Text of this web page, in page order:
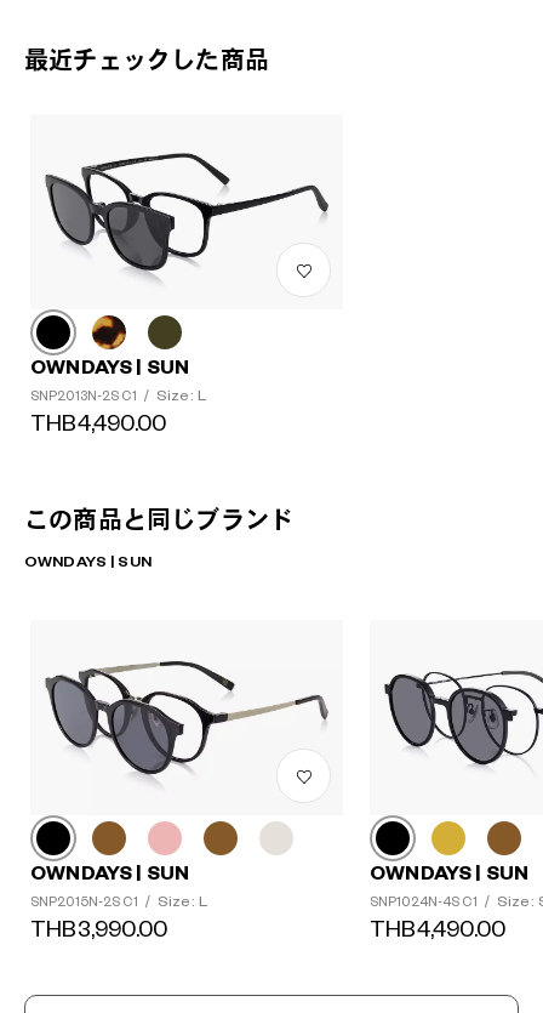
最近チェックした商品
OWNDAYS | SUN
SNP2013N-2S C1 / Size: L
THB4,490.00
この商品と同じブランド
OWNDAYS | SUN
OWNDAYS | SUN
SNP2015N-2S C1 / Size: L
THB3,990.00
OWNDAYS | SUN
SNP1024N-4S C1 / Size:
THB4,490.00